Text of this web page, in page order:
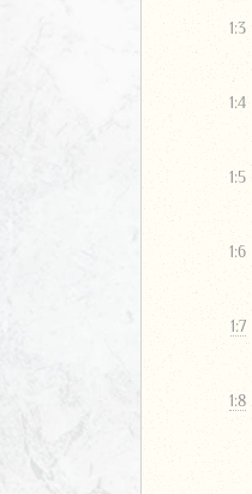
1:3
1:4
1:5
1:6
1:7
1:8